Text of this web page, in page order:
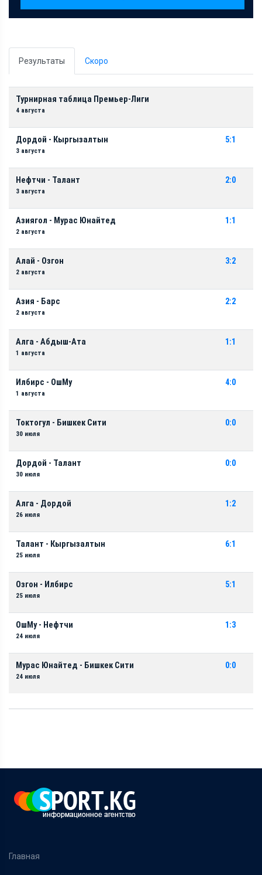
Результаты Скоро
Турнирная таблица Премьер-Лиги
4 августа
Дордой - Кыргызалтын
3 августа
5:1
Нефтчи - Талант
3 августа
2:0
Азиягол - Мурас Юнайтед
2 августа
1:1
Алай - Озгон
2 августа
3:2
Азия - Барс
2 августа
2:2
Алга - Абдыш-Ата
1 августа
1:1
Илбирс - ОшМу
1 августа
4:0
Токтогул - Бишкек Сити
30 июля
0:0
Дордой - Талант
30 июля
0:0
Алга - Дордой
26 июля
1:2
Талант - Кыргызалтын
25 июля
6:1
Озгон - Илбирс
25 июля
5:1
ОшМу - Нефтчи
24 июля
1:3
Мурас Юнайтед - Бишкек Сити
24 июля
0:0
Главная